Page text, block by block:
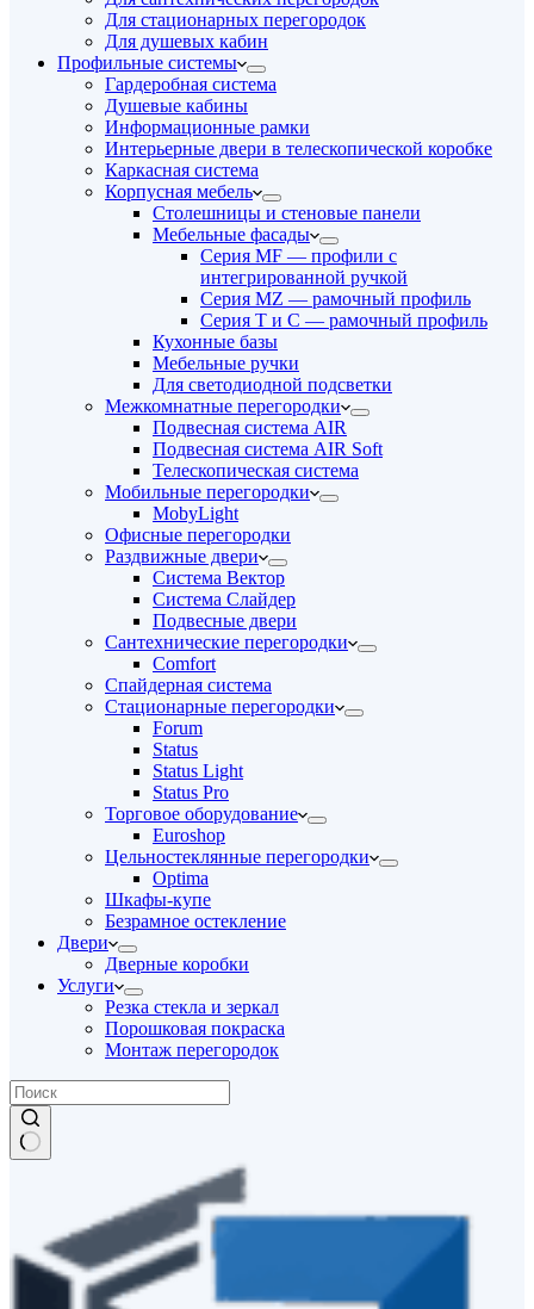
Для стационарных перегородок
Для душевых кабин
Профильные системы
Гардеробная система
Душевые кабины
Информационные рамки
Интерьерные двери в телескопической коробке
Каркасная система
Корпусная мебель
Столешницы и стеновые панели
Мебельные фасады
Серия MF — профили с
интегрированной ручкой
Серия MZ — рамочный профиль
Серия T и C — рамочный профиль
Кухонные базы
Мебельные ручки
Для светодиодной подсветки
Межкомнатные перегородки
Подвесная система AIR
Подвесная система AIR Soft
Телескопическая система
Мобильные перегородки
MobyLight
Офисные перегородки
Раздвижные двери
Система Вектор
Система Слайдер
Подвесные двери
Сантехнические перегородки
Comfort
Спайдерная система
Стационарные перегородки
Forum
Status
Status Light
Status Pro
Торговое оборудование
Euroshop
Цельностеклянные перегородки
Optima
Шкафы-купе
Безрамное остекление
Двери
Дверные коробки
Услуги
Резка стекла и зеркал
Порошковая покраска
Монтаж перегородок